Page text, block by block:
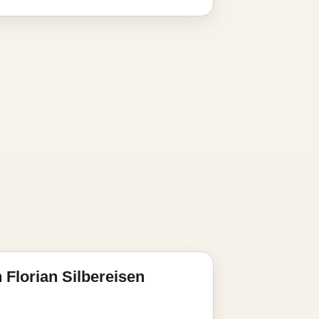
Florian Silbereisen